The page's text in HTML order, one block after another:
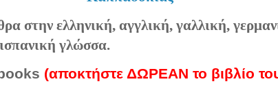
στην ελληνική, αγγλική, γαλλική,
γλώσσα.
(αποκτήστε ΔΩΡΕΑΝ το βιβλίο